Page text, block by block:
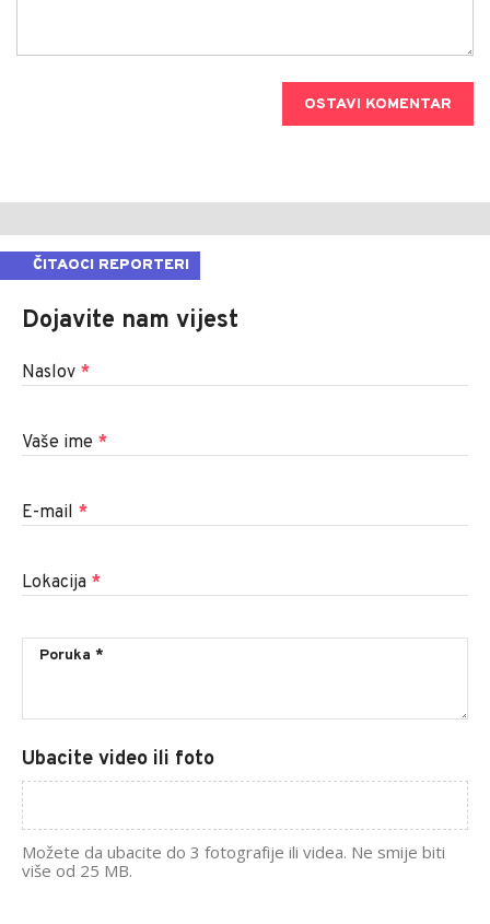
OSTAVI KOMENTAR
ČITAOCI REPORTERI
Dojavite nam vijest
Naslov *
Vaše ime *
E-mail *
Lokacija *
Ubacite video ili foto
Možete da ubacite do 3 fotografije ili videa. Ne smije biti
više od 25 MB.